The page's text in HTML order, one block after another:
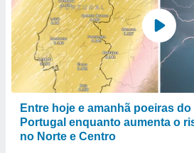
Entre hoje e amanhã poeiras do
Portugal enquanto aumenta o
no Norte e Centro